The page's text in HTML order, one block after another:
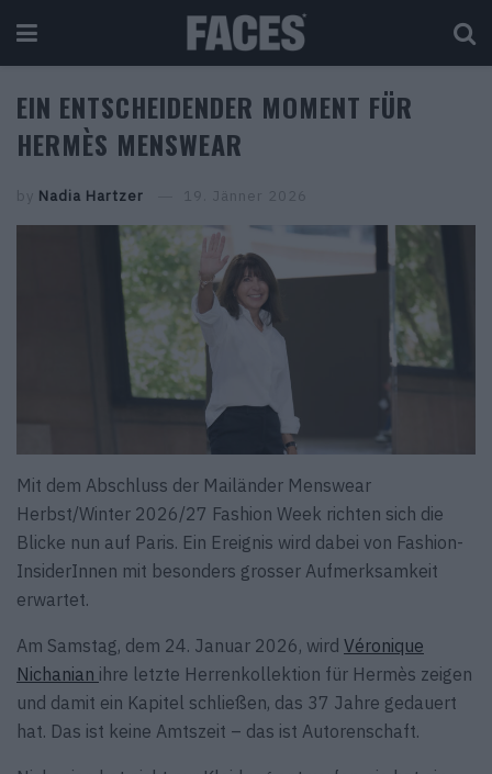
EIN ENTSCHEIDENDER MOMENT FÜR
HERMÈS MENSWEAR
by Nadia Hartzer 19. Jänner 2026
Mit dem Abschluss der Mailänder Menswear
Herbst/Winter 2026/27 Fashion Week richten sich die
Blicke nun auf Paris. Ein Ereignis wird dabei von Fashion-
InsiderInnen mit besonders grosser Aufmerksamkeit
erwartet.
Am Samstag, dem 24. Januar 2026, wird Véronique
Nichanian ihre letzte Herrenkollektion für Hermès zeigen
und damit ein Kapitel schließen, das 37 Jahre gedauert
hat. Das ist keine Amtszeit – das ist Autorenschaft.